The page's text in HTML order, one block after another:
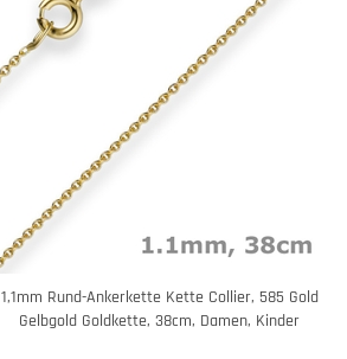
1,1mm Rund-Ankerkette Kette Collier, 585 Gold
Gelbgold Goldkette, 38cm, Damen, Kinder